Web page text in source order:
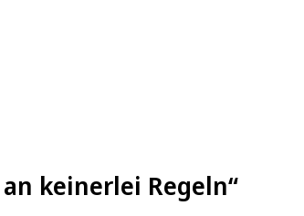
keinerlei Regeln“